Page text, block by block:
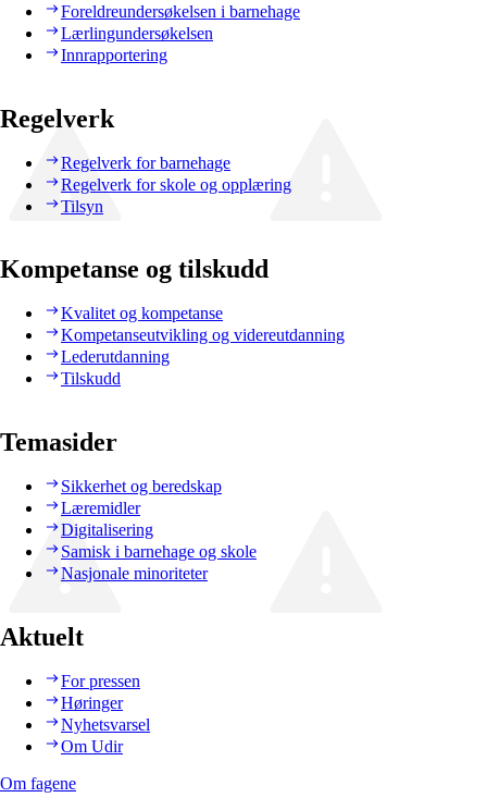
Foreldreundersøkelsen i barnehage
Lærlingundersøkelsen
Innrapportering
Regelverk
Regelverk for barnehage
Regelverk for skole og opplæring
Tilsyn
Kompetanse og tilskudd
Kvalitet og kompetanse
Kompetanseutvikling og videreutdanning
Lederutdanning
Tilskudd
Temasider
Sikkerhet og beredskap
Læremidler
Digitalisering
Samisk i barnehage og skole
Nasjonale minoriteter
Aktuelt
For pressen
Høringer
Nyhetsvarsel
Om Udir
Om fagene